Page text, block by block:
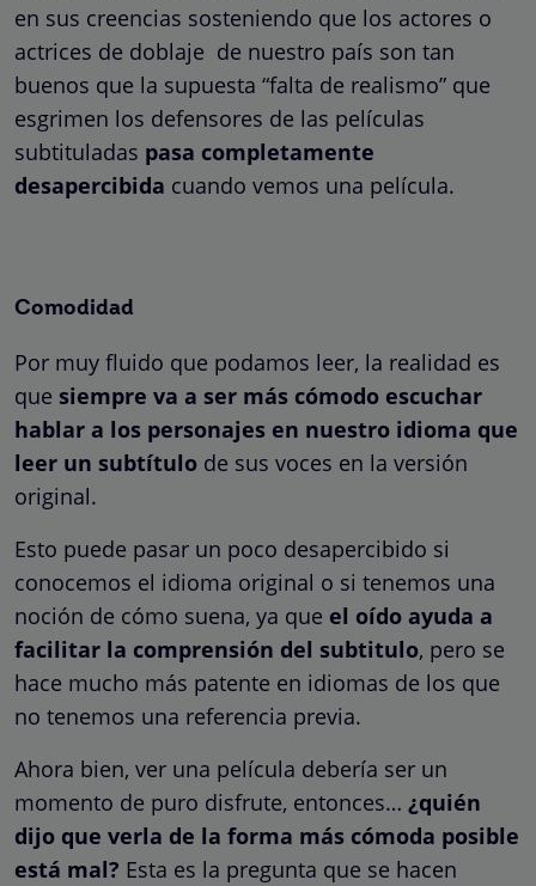
en sus creencias sosteniendo que los actores o
actrices de doblaje de nuestro país son tan
buenos que la supuesta “falta de realismo” que
esgrimen los defensores de las películas
subtituladas pasa completamente
desapercibida cuando vemos una película.
Comodidad
Por muy fluido que podamos leer, la realidad es
que siempre va a ser más cómodo escuchar
hablar a los personajes en nuestro idioma que
leer un subtítulo de sus voces en la versión
original.
Esto puede pasar un poco desapercibido si
conocemos el idioma original o si tenemos una
noción de cómo suena, ya que el oído ayuda a
facilitar la comprensión del subtitulo, pero se
hace mucho más patente en idiomas de los que
no tenemos una referencia previa.
Ahora bien, ver una película debería ser un
momento de puro disfrute, entonces… ¿quién
dijo que verla de la forma más cómoda posible
está mal? Esta es la pregunta que se hacen